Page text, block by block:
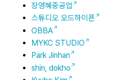
장영혜중공업
스튜디오 오드하이픈
OBBA
MYKC STUDIO
Park Jinhan
shin, dokho